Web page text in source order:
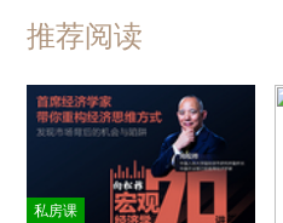
推荐阅读
私房课